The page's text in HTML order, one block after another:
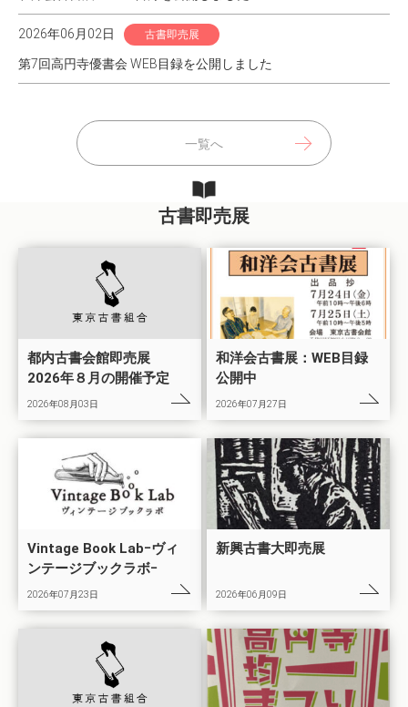
2026年06月02日 古書即売展
第7回高円寺優書会 WEB目録を公開しました
一覧へ
古書即売展
都内古書会館即売展
2026年８月の開催予定
2026年08月03日
和洋会古書展：WEB目録
公開中
2026年07月27日
Vintage Book Labｰヴィ
ンテージブックラボｰ
2026年07月23日
新興古書大即売展
2026年06月09日